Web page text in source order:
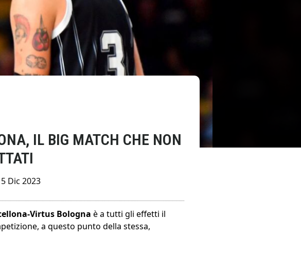
IL BIG MATCH CHE NON
Dic 2023
Virtus Bologna è a tutti gli effetti il
a questo punto della stessa,